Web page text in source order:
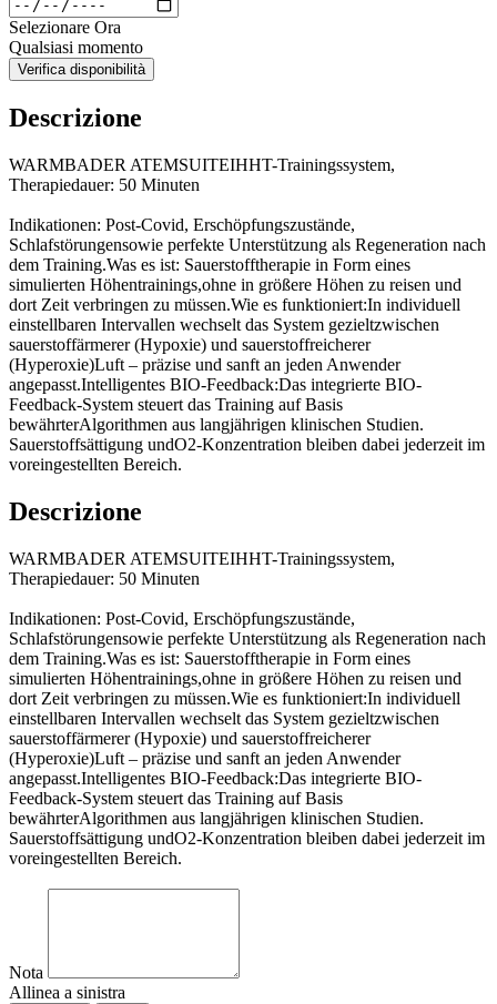
Selezionare Ora
Qualsiasi momento
Verifica disponibilità
Descrizione
WARMBADER ATEMSUITEIHHT-Trainingssystem,
Therapiedauer: 50 Minuten
Indikationen: Post-Covid, Erschöpfungszustände,
Schlafstörungensowie perfekte Unterstützung als Regeneration nach
dem Training.Was es ist: Sauerstofftherapie in Form eines
simulierten Höhentrainings,ohne in größere Höhen zu reisen und
dort Zeit verbringen zu müssen.Wie es funktioniert:In individuell
einstellbaren Intervallen wechselt das System gezieltzwischen
sauerstoffärmerer (Hypoxie) und sauerstoffreicherer
(Hyperoxie)Luft – präzise und sanft an jeden Anwender
angepasst.Intelligentes BIO-Feedback:Das integrierte BIO-
Feedback-System steuert das Training auf Basis
bewährterAlgorithmen aus langjährigen klinischen Studien.
Sauerstoffsättigung undO2-Konzentration bleiben dabei jederzeit im
voreingestellten Bereich.
Descrizione
WARMBADER ATEMSUITEIHHT-Trainingssystem,
Therapiedauer: 50 Minuten
Indikationen: Post-Covid, Erschöpfungszustände,
Schlafstörungensowie perfekte Unterstützung als Regeneration nach
dem Training.Was es ist: Sauerstofftherapie in Form eines
simulierten Höhentrainings,ohne in größere Höhen zu reisen und
dort Zeit verbringen zu müssen.Wie es funktioniert:In individuell
einstellbaren Intervallen wechselt das System gezieltzwischen
sauerstoffärmerer (Hypoxie) und sauerstoffreicherer
(Hyperoxie)Luft – präzise und sanft an jeden Anwender
angepasst.Intelligentes BIO-Feedback:Das integrierte BIO-
Feedback-System steuert das Training auf Basis
bewährterAlgorithmen aus langjährigen klinischen Studien.
Sauerstoffsättigung undO2-Konzentration bleiben dabei jederzeit im
voreingestellten Bereich.
Nota
Allinea a sinistra